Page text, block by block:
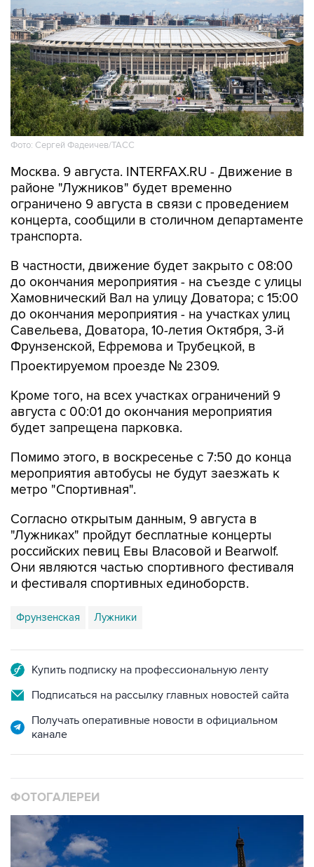
Фото: Сергей Фадеичев/ТАСС
Москва. 9 августа. INTERFAX.RU - Движение в
районе "Лужников" будет временно
ограничено 9 августа в связи с проведением
концерта, сообщили в столичном департаменте
транспорта.
В частности, движение будет закрыто с 08:00
до окончания мероприятия - на съезде с улицы
Хамовнический Вал на улицу Доватора; с 15:00
до окончания мероприятия - на участках улиц
Савельева, Доватора, 10-летия Октября, 3-й
Фрунзенской, Ефремова и Трубецкой, в
Проектируемом проезде № 2309.
Кроме того, на всех участках ограничений 9
августа с 00:01 до окончания мероприятия
будет запрещена парковка.
Помимо этого, в воскресенье с 7:50 до конца
мероприятия автобусы не будут заезжать к
метро "Спортивная".
Согласно открытым данным, 9 августа в
"Лужниках" пройдут бесплатные концерты
российских певиц Евы Власовой и Bearwolf.
Они являются частью спортивного фестиваля
и фестиваля спортивных единоборств.
Фрунзенская Лужники
Купить подписку на профессиональную ленту
Подписаться на рассылку главных новостей сайта
Получать оперативные новости в официальном
канале
ФОТОГАЛЕРЕИ